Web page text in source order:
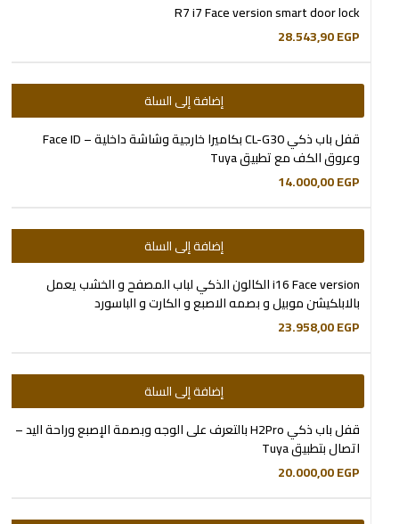
R7 i7 Face version smart door lock
28.543,90EGP
إضافة إلى السلة
قفل باب ذكي CL-G30 بكاميرا خارجية وشاشة داخلية – Face ID
وعروق الكف مع تطبيق Tuya
14.000,00EGP
إضافة إلى السلة
i16 Face version الكالون الذكي لباب المصفح و الخشب يعمل
بالابلكيشن موبيل و بصمه الاصبع و الكارت و الباسورد
23.958,00EGP
إضافة إلى السلة
قفل باب ذكي H2Pro بالتعرف على الوجه وبصمة الإصبع وراحة اليد –
اتصال بتطبيق Tuya
20.000,00EGP